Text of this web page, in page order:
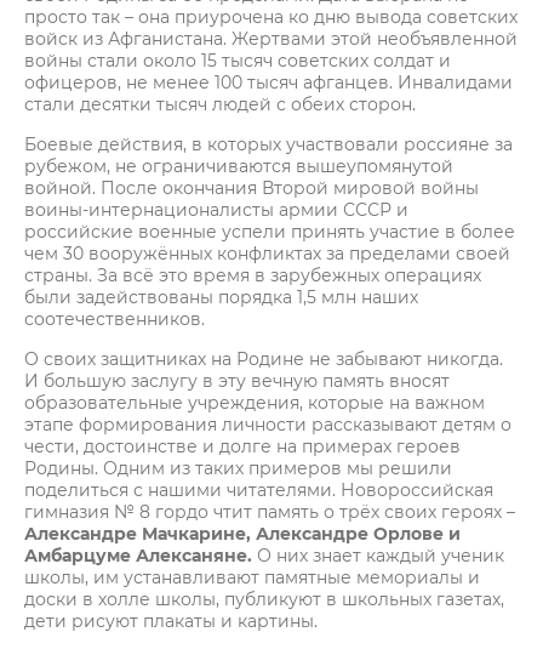
просто так – она приурочена ко дню вывода советских
войск из Афганистана. Жертвами этой необъявленной
войны стали около 15 тысяч советских солдат и
офицеров, не менее 100 тысяч афганцев. Инвалидами
стали десятки тысяч людей с обеих сторон.
Боевые действия, в которых участвовали россияне за
рубежом, не ограничиваются вышеупомянутой
войной. После окончания Второй мировой войны
воины-интернационалисты армии СССР и
российские военные успели принять участие в более
чем 30 вооружённых конфликтах за пределами своей
страны. За всё это время в зарубежных операциях
были задействованы порядка 1,5 млн наших
соотечественников.
О своих защитниках на Родине не забывают никогда.
И большую заслугу в эту вечную память вносят
образовательные учреждения, которые на важном
этапе формирования личности рассказывают детям о
чести, достоинстве и долге на примерах героев
Родины. Одним из таких примеров мы решили
поделиться с нашими читателями. Новороссийская
гимназия № 8 гордо чтит память о трёх своих героях –
Александре Мачкарине, Александре Орлове и
Амбарцуме Алексаняне. О них знает каждый ученик
школы, им устанавливают памятные мемориалы и
доски в холле школы, публикуют в школьных газетах,
дети рисуют плакаты и картины.